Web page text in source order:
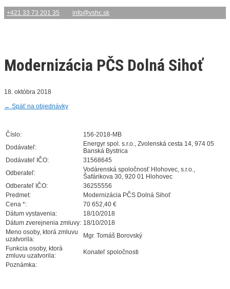
+421 33 73 201 35 info@vshc.sk
Modernizácia PČS Dolná Sihoť
18. októbra 2018
← Späť na objednávky
Číslo:
156-2018-MB
Dodávateľ:
Energyr spol. s.r.o., Zvolenská cesta 14, 974 05
Banská Bystrica
Dodávateľ IČO:
31568645
Odberateľ:
Vodárenská spoločnosť Hlohovec, s.r.o.,
Šafárikova 30, 920 01 Hlohovec
Odberateľ IČO:
36255556
Predmet:
Modernizácia PČS Dolná Sihoť
Cena *:
70 652,40 €
Dátum vystavenia:
18/10/2018
Dátum zverejnenia zmluvy: 18/10/2018
Meno osoby, ktorá zmluvu
uzatvorila:
Mgr. Tomáš Borovský
Funkcia osoby, ktorá
zmluvu uzatvorila:
Konateľ spoločnosti
Poznámka: